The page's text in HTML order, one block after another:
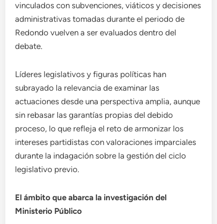
vinculados con subvenciones, viáticos y decisiones
administrativas tomadas durante el periodo de
Redondo vuelven a ser evaluados dentro del
debate.
Líderes legislativos y figuras políticas han
subrayado la relevancia de examinar las
actuaciones desde una perspectiva amplia, aunque
sin rebasar las garantías propias del debido
proceso, lo que refleja el reto de armonizar los
intereses partidistas con valoraciones imparciales
durante la indagación sobre la gestión del ciclo
legislativo previo.
El ámbito que abarca la investigación del
Ministerio Público